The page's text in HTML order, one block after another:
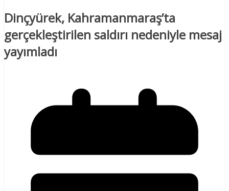
Dinçyürek, Kahramanmaraş’ta
gerçekleştirilen saldırı nedeniyle mesaj
yayımladı